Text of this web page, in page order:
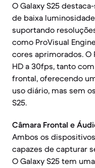
O Galaxy S25
de baixa
suportando
como ProVisual
cores aprimorados. O
HD a 30fps, tanto
frontal, oferecendo
uso diário, mas sem
S25.
Câmara Frontal e
Ambos os
capazes de capturar
O Galaxy S25 tem